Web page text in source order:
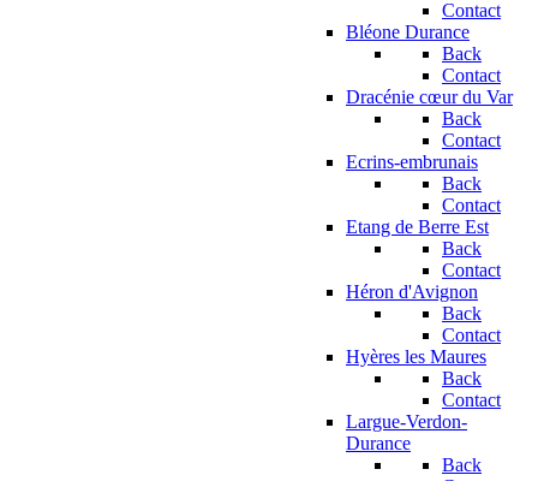
Contact
Bléone Durance
Back
Contact
Dracénie cœur du Var
Back
Contact
Ecrins-embrunais
Back
Contact
Etang de Berre Est
Back
Contact
Héron d'Avignon
Back
Contact
Hyères les Maures
Back
Contact
Largue-Verdon-
Durance
Back